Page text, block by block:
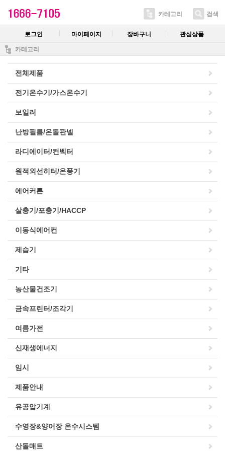
카테고리 검색
로그인 마이페이지 장바구니 관심상품
카테고리
전체제품
전기온수기/가스온수기
보일러
난방필름/온돌판넬
라디에이터/컨벡터
원적외선히터/온풍기
에어커튼
살충기/포충기/HACCP
이동식에어컨
제습기
기타
농산물건조기
금속프린터/조각기
여름가전
신재생에너지
임시
제품안내
유공압기계
수영장&양어장 온수시스템
산돌매트